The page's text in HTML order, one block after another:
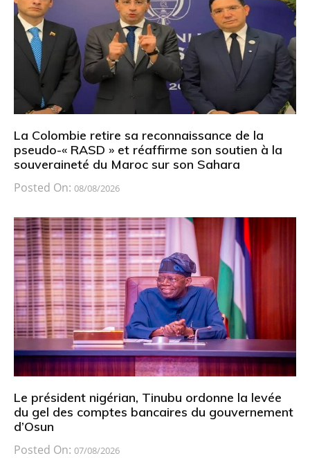
La Colombie retire sa reconnaissance de la
pseudo-« RASD » et réaffirme son soutien à la
souveraineté du Maroc sur son Sahara
Posted On: 08/08/2026
Le président nigérian, Tinubu ordonne la levée
du gel des comptes bancaires du gouvernement
d’Osun
Posted On: 07/08/2026